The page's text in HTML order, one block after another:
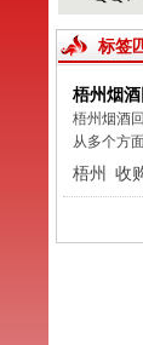
标签
梧州烟
梧州烟酒
从多个方
梧州 收